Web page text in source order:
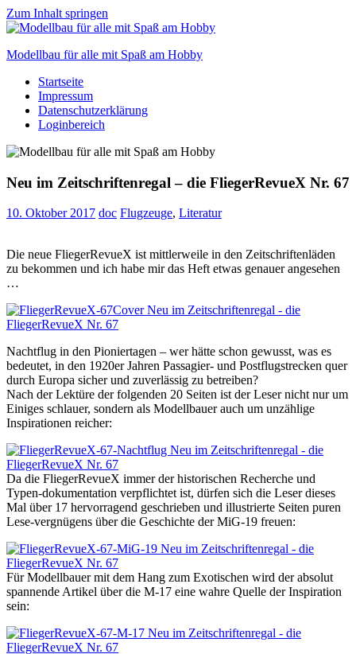
Zum Inhalt springen
Modellbau für alle mit Spaß am Hobby
Scale
modelling
to
Startseite
Impressum
Datenschutzerklärung
Loginbereich
Neu im Zeitschriftenregal – die FliegerRevueX Nr. 67
10. Oktober 2017 doc Flugzeuge, Literatur
Die neue FliegerRevueX ist mittlerweile in den Zeitschriftenläden
zu bekommen und ich habe mir das Heft etwas genauer angesehen
…
Nachtflug in den Pioniertagen – wer hätte schon gewusst, was es
bedeutet, in den 1920er Jahren Passagier- und Postflugstrecken quer
durch Europa sicher und zuverlässig zu betreiben?
Nach der Lektüre der folgenden 20 Seiten ist der Leser nicht nur um
Einiges schlauer, sondern als Modellbauer auch um unzählige
Inspirationen reicher:
Da die FliegerRevueX immer der historischen Recherche und
Typen-dokumentation verpflichtet ist, dürfen sich die Leser dieses
Mal über 17 hervorragend geschrieben und illustrierte Seiten puren
Lese-vergnügens über die Geschichte der MiG-19 freuen:
Für Modellbauer mit dem Hang zum Exotischen wird der absolut
spannende Artikel über die M-17 eine wahre Quelle der Inspiration
sein: